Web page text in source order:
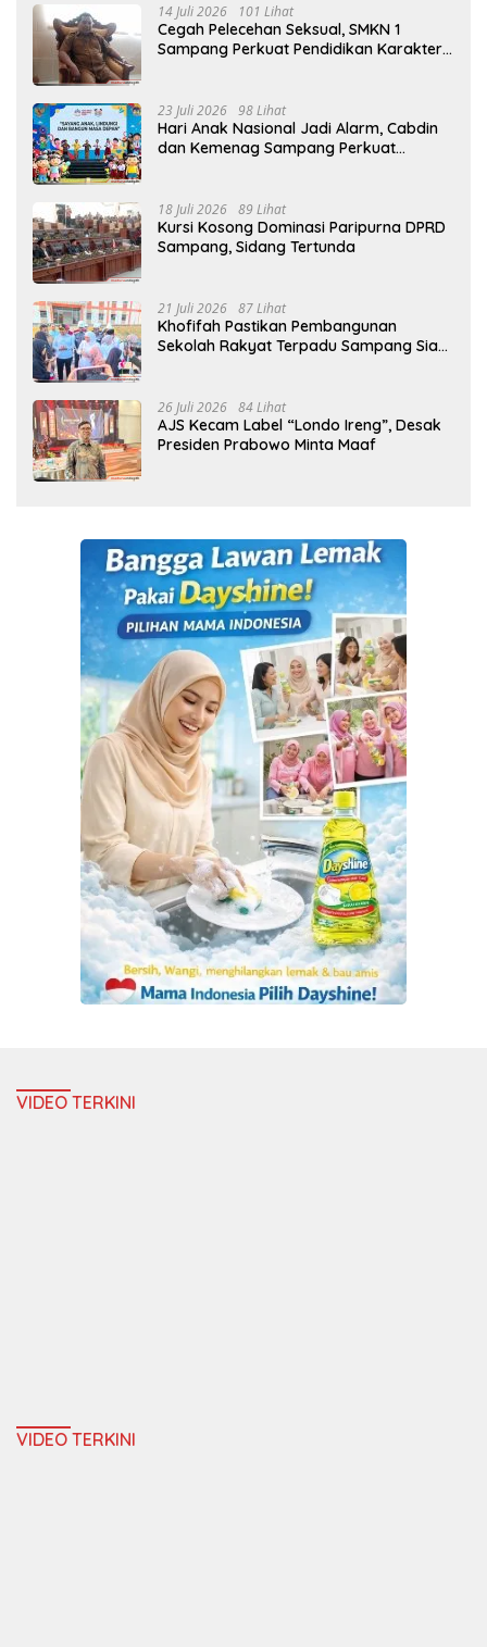
14 Juli 2026 101 Lihat
Cegah Pelecehan Seksual, SMKN 1
Sampang Perkuat Pendidikan Karakter
23 Juli 2026 98 Lihat
Hari Anak Nasional Jadi Alarm, Cabdin
dan Kemenag Sampang Perkuat
18 Juli 2026 89 Lihat
Kursi Kosong Dominasi Paripurna DPRD
Sampang, Sidang Tertunda
21 Juli 2026 87 Lihat
Khofifah Pastikan Pembangunan
Sekolah Rakyat Terpadu Sampang Siap
26 Juli 2026 84 Lihat
AJS Kecam Label “Londo Ireng”, Desak
Presiden Prabowo Minta Maaf
VIDEO TERKINI
VIDEO TERKINI